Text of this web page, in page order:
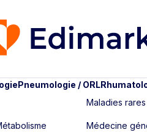
Pneumologie / ORL
Maladies rares
Médecine